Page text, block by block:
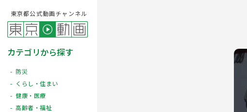
東京都公式動画チャンネル
カテゴリから探す
防災
くらし・住まい
健康・医療
高齢者・福祉
Play